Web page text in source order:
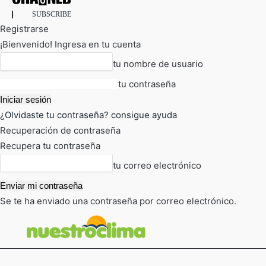
SUBSCRIBE
Registrarse
¡Bienvenido! Ingresa en tu cuenta
tu nombre de usuario
tu contraseña
¿Olvidaste tu contraseña? consigue ayuda
Recuperación de contraseña
Recupera tu contraseña
tu correo electrónico
Se te ha enviado una contraseña por correo electrónico.